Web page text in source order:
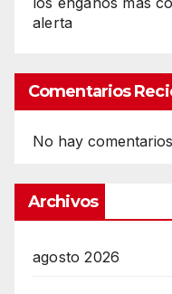
alerta
Comentarios
No hay
Archivos
agosto 2026